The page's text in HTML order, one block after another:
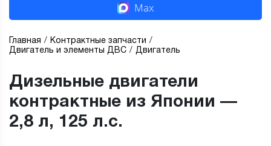
Max
Главная
Контрактные запчасти
Двигатель и элементы ДВС
Двигатель
Дизельные двигатели
контрактные из Японии —
2,8 л, 125 л.с.